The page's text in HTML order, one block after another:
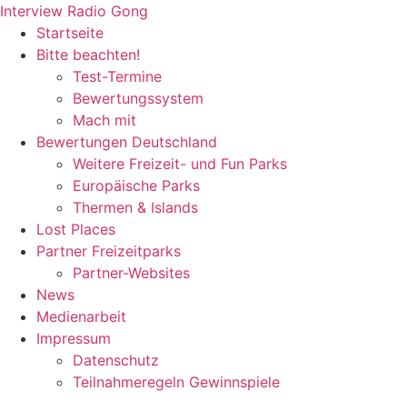
Zum
Inhalt
wechseln
Interview Radio Gong
Startseite
Bitte beachten!
Test-Termine
Bewertungssystem
Mach mit
Bewertungen Deutschland
Weitere Freizeit- und Fun Parks
Europäische Parks
Thermen & Islands
Lost Places
Partner Freizeitparks
Partner-Websites
News
Medienarbeit
Impressum
Datenschutz
Teilnahmeregeln Gewinnspiele